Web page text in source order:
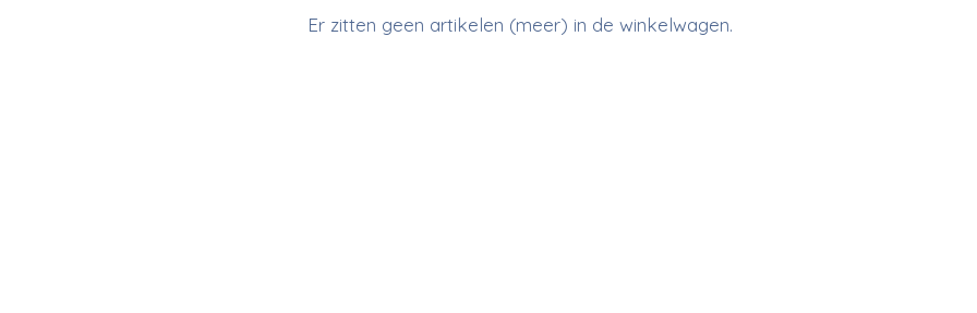
Er zitten geen artikelen (meer) in de winkelwagen.